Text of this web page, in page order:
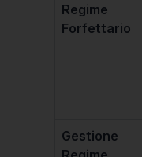
Regime
Forfettario
Gestione